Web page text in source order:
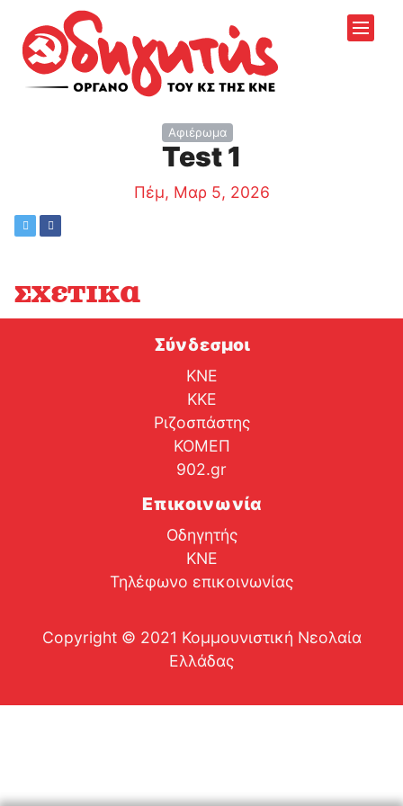
Αφιέρωμα
Test 1
Πέμ, Μαρ 5, 2026
Σχετικά
Σύνδεσμοι
ΚΝΕ
ΚΚΕ
Ριζοσπάστης
ΚΟΜΕΠ
902.gr
Επικοινωνία
Οδηγητής
ΚΝΕ
Τηλέφωνο επικοινωνίας
Copyright © 2021 Κομμουνιστική Νεολαία
Ελλάδας